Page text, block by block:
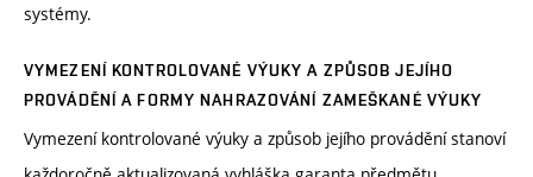
systémy.
VYMEZENÍ KONTROLOVANÉ VÝUKY A ZPŮSOB JEJÍHO
PROVÁDĚNÍ A FORMY NAHRAZOVÁNÍ ZAMEŠKANÉ VÝUKY
Vymezení kontrolované výuky a způsob jejího provádění stanoví